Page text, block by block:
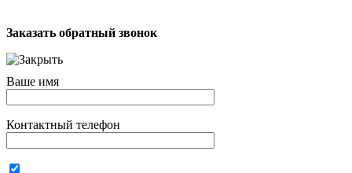
Заказать обратный звонок
Ваше имя
Контактный телефон